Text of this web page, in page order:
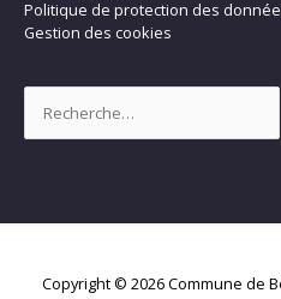
Politique de protection des
Gestion des cookies
Copyright © 2026Commune de